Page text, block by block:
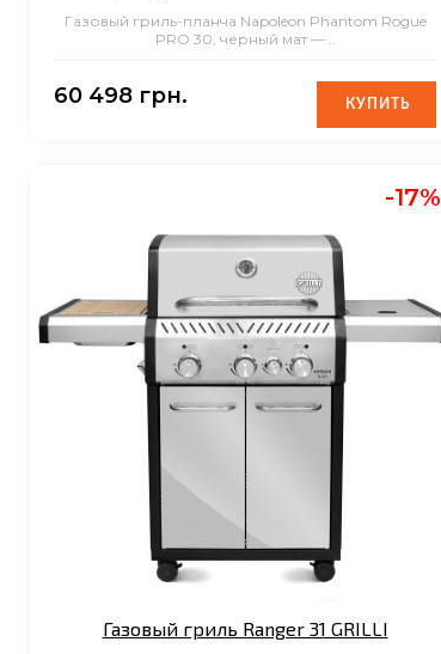
Газовый гриль-планча Napoleon Phantom Rogue
PRO 30, черный мат — ..
60 498 грн. КУПИТЬ
КУПИТЬ
-17%
Газовый гриль Ranger 31 GRILLI